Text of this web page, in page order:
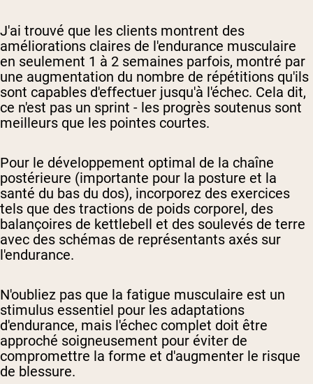
J'ai trouvé que les clients montrent des
améliorations claires de l'endurance musculaire
en seulement 1 à 2 semaines parfois, montré par
une augmentation du nombre de répétitions qu'ils
sont capables d'effectuer jusqu'à l'échec. Cela dit,
ce n'est pas un sprint - les progrès soutenus sont
meilleurs que les pointes courtes.
Pour le développement optimal de la chaîne
postérieure (importante pour la posture et la
santé du bas du dos), incorporez des exercices
tels que des tractions de poids corporel, des
balançoires de kettlebell et des soulevés de terre
avec des schémas de représentants axés sur
l'endurance.
N'oubliez pas que la fatigue musculaire est un
stimulus essentiel pour les adaptations
d'endurance, mais l'échec complet doit être
approché soigneusement pour éviter de
compromettre la forme et d'augmenter le risque
de blessure.